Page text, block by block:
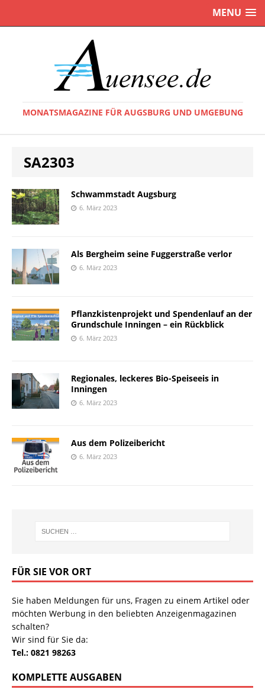
MENU
MONATSMAGAZINE FÜR AUGSBURG UND UMGEBUNG
SA2303
Schwammstadt Augsburg
6. März 2023
Als Bergheim seine Fuggerstraße verlor
6. März 2023
Pflanzkistenprojekt und Spendenlauf an der
Grundschule Inningen – ein Rückblick
6. März 2023
Regionales, leckeres Bio-Speiseeis in
Inningen
6. März 2023
Aus dem Polizeibericht
6. März 2023
FÜR SIE VOR ORT
Sie haben Meldungen für uns, Fragen zu einem Artikel oder
möchten Werbung in den beliebten Anzeigenmagazinen
schalten?
Wir sind für Sie da:
Tel.: 0821 98263
KOMPLETTE AUSGABEN